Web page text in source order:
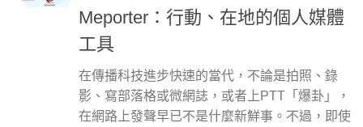
Meporter：行動、在地的個人媒體
工具
在傳播科技進步快速的當代，不論是拍照、錄
影、寫部落格或微網誌，或者上PTT「爆卦」，
在網路上發聲早已不是什麼新鮮事。不過，即使